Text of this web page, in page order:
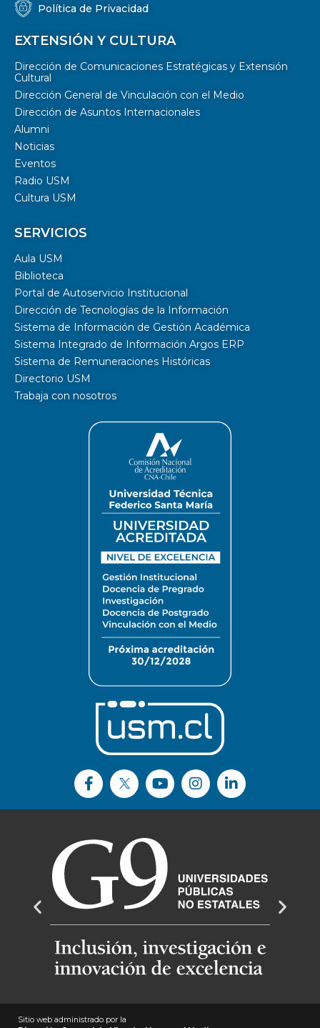
Política de Privacidad
EXTENSIÓN Y CULTURA
Dirección de Comunicaciones Estratégicas y Extensión
Cultural
Dirección General de Vinculación con el Medio
Dirección de Asuntos Internacionales
Alumni
Noticias
Eventos
Radio USM
Cultura USM
SERVICIOS
Aula USM
Biblioteca
Portal de Autoservicio Institucional
Dirección de Tecnologías de la Información
Sistema de Información de Gestión Académica
Sistema Integrado de Información Argos ERP
Sistema de Remuneraciones Históricas
Directorio USM
Trabaja con nosotros
Sitio web administrado por la